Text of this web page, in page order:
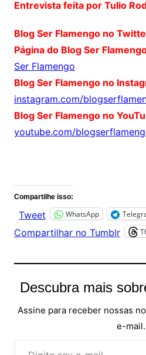
Entrevista feita por Tulio
Blog Ser Flamengo no
Página do Blog Ser
Ser Flamengo
Blog Ser Flamengo no
instagram.com/
Blog Ser Flamengo no
youtube.com/
Compartilhe isso:
Tweet WhatsApp
Compartilhar no Tumblr
Descubra mais
Assine para receber nossas
e-mail.